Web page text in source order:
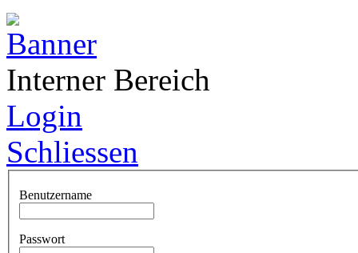
Interner Bereich
Login
Schliessen
Benutzername
Passwort